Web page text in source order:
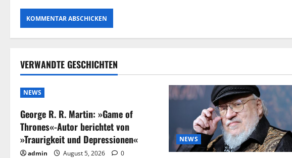
VERWANDTE GESCHICHTEN
NEWS
George R. R. Martin: »Game of
Thrones«-Autor berichtet von
»Traurigkeit und Depressionen«
admin August 5, 2026 0
NEWS